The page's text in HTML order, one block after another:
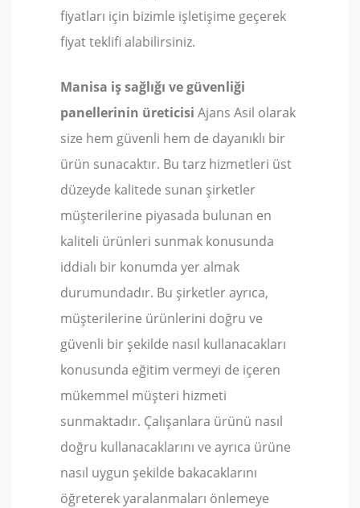
fiyatları için bizimle işletişime geçerek
fiyat teklifi alabilirsiniz.
Manisa iş sağlığı ve güvenliği
panellerinin üreticisi Ajans Asil olarak
size hem güvenli hem de dayanıklı bir
ürün sunacaktır. Bu tarz hizmetleri üst
düzeyde kalitede sunan şirketler
müşterilerine piyasada bulunan en
kaliteli ürünleri sunmak konusunda
iddialı bir konumda yer almak
durumundadır. Bu şirketler ayrıca,
müşterilerine ürünlerini doğru ve
güvenli bir şekilde nasıl kullanacakları
konusunda eğitim vermeyi de içeren
mükemmel müşteri hizmeti
sunmaktadır. Çalışanlara ürünü nasıl
doğru kullanacaklarını ve ayrıca ürüne
nasıl uygun şekilde bakacaklarını
öğreterek yaralanmaları önlemeye